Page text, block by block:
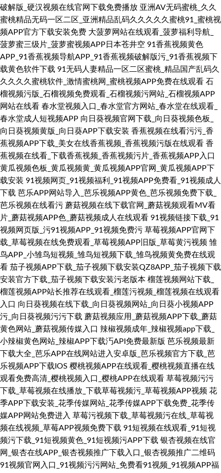
破解版_硬汉视频在线官网下载免费播放 亚洲AV无码蜜桃_久久
蜜桃精品无码一区二区_亚洲精品乱码久久久久久蜜桃91_蜜桃视
频APP官方下载安装免费 大菠萝网站在线观看_菠萝福利导航_
菠萝蜜三级片_菠萝蜜视频APP日本苍井空 91香蕉视频黄色
APP_91香蕉视频导航APP_91香蕉视频破解版污_91香蕉视频下
载黄色软件下载 91无码人妻精品一区二区蜜桃_精品国产乱码久
久久久久蜜桃软件_激情蜜桃网_蜜桃视频APP免费在线观看 石
榴视频污版_石榴视频免费观看_石榴视频污网站_石榴视频APP
网站在线看 春水堂视频入口_春水堂官方网站_春水堂在线观看_
春水堂成人短视频APP 向日葵视频官网下载_向日葵视频色板_
向日葵视频黄版_向日葵APP下载安装 香蕉视频在线看污污_香
蕉视频APP下载_美女在线香蕉视频_香蕉视频污版在线观看 香
蕉视频在线看_下载香蕉视频_香蕉视频污片_香蕉视频APP入口
黄瓜视频色板_黄瓜视频黄_黄瓜视频APP官网_黄瓜视频APP下
载安装 91视频网页_91视频福利_91视频APP免费看_91视频成人
下载 芭乐APP网站导入_芭乐视频APP黄色_芭乐视频免费下载_
芭乐视频在线看污 蘑菇视频在线下载官网_蘑菇视频观看MV看
片_蘑菇视频APP色_蘑菇视频成人在线观看 91视频链接下载_91
视频网页版_污91视频APP_91视频免费污 草莓视频APP官网下
载_草莓视频在线免费观看_草莓视频APP旧版_草莓黄污视频 雏
鸟APP_小雏鸟短视频_雏鸟短视频下载_雏鸟视频黄免费在线观
看 茄子视频APP下载_茄子视频下载安装QZ8APP_茄子视频下载
安装官方下载_茄子视频下载安装污老版本 榴莲视频网站下载_
榴莲视频APP站长推荐在线观看_榴莲污视频_榴莲视频在线观看
入口 向日葵视频在线下载_向日葵视频网站_向日葵小视频APP
污_向日葵视频污污下载 蘑菇视频应用_蘑菇视频APP下载_蘑菇
黄色网站_蘑菇视频传媒入口 辣椒视频成年_辣椒视频app下载_
小辣椒黄色网站_辣椒APP下载汅API免费最新版 芭乐视频最新
下载大全_芭乐APP在线网站进入安卓版_芭乐视频官方下载_芭
乐视频APP下载IOS 樱桃视频APP在线观看_樱桃视频直播在线
观看免费高清_樱桃视频入口_樱桃APP在线观看 草莓视频污污
下载_草莓视频在线播放_下载草莓视频污_草莓视频APP视频 花
季APP下载安装_花季传媒网站_花季传媒APP下载免费_花季传
媒APP网站免费进入 草莓污视频下载_草莓视频污在线_草莓视
频在线视频_草莓APP视频免费下载 91短视频在线观看_91短视
频污下载_91短视频黄色_91短视频污APP下载 银杏视频在线官
网_银杏在线APP_银杏视频推广下载入口_银杏视频推广二维码
91视频官网入口_91视频污污网站_免费看91视频_91视频APP福